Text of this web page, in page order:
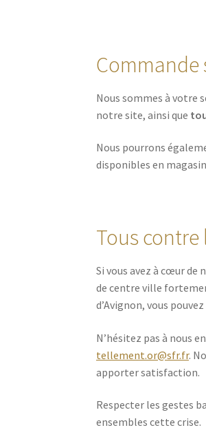
Commande
Nous sommes à votre
notre site, ainsi que
Nous pourrons
disponibles en
Tous contre
Si vous avez à cœur
de centre ville
d’Avignon, vous
N’hésitez pas à nous
tellement.or@sfr.fr.
apporter satisfaction.
Respecter les gestes
ensembles cette crise.